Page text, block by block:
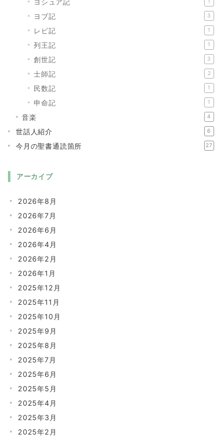
ヨブ記 3
レビ記 1
列王記 1
創世記 3
士師記 2
民数記 1
申命記 1
音楽 4
世話人紹介 6
今月の聖書通読箇所 27
アーカイブ
2026年8月
2026年7月
2026年6月
2026年4月
2026年2月
2026年1月
2025年12月
2025年11月
2025年10月
2025年9月
2025年8月
2025年7月
2025年6月
2025年5月
2025年4月
2025年3月
2025年2月